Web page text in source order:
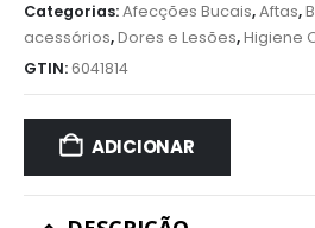
Categorias:Afecções Bucais,Aftas,
acessórios,Dores e Lesões,Higiene
GTIN:6041814
ADICIONAR